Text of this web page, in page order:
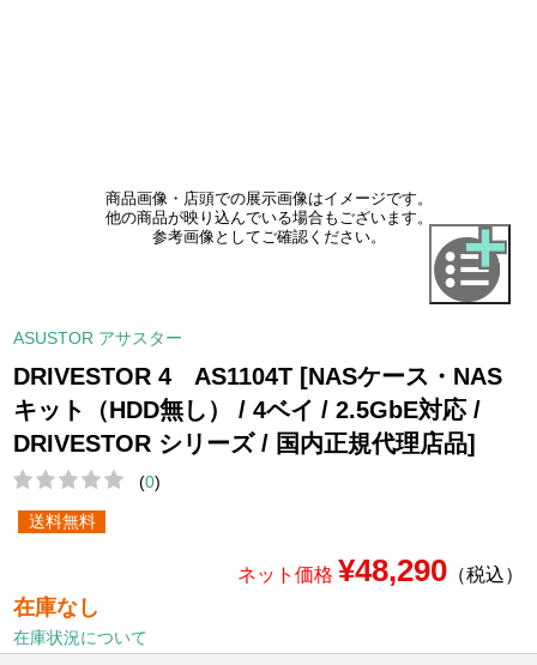
商品画像・店頭での展示画像はイメージです。
他の商品が映り込んでいる場合もございます。
参考画像としてご確認ください。
ASUSTOR アサスター
DRIVESTOR 4 AS1104T [NASケース・NAS
キット（HDD無し） / 4ベイ / 2.5GbE対応 /
DRIVESTOR シリーズ / 国内正規代理店品]
(0)
送料無料
ネット価格 ¥48,290（税込）
在庫なし
在庫状況について